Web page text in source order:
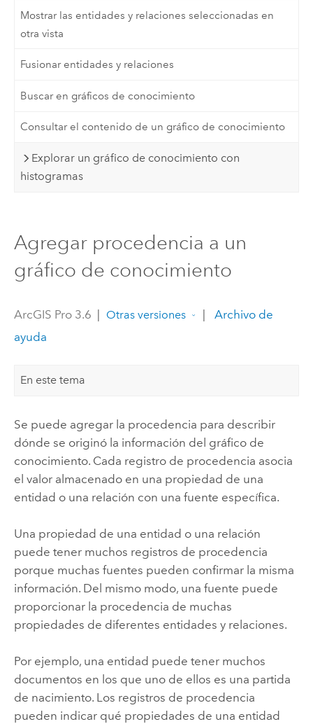
Mostrar las entidades y relaciones seleccionadas en
otra vista
Fusionar entidades y relaciones
Buscar en gráficos de conocimiento
Consultar el contenido de un gráfico de conocimiento
Explorar un gráfico de conocimiento con
histogramas
Agregar procedencia a un
gráfico de conocimiento
ArcGIS Pro 3.6 | Otras versiones |
Archivo de
ayuda
En este tema
Se puede agregar la procedencia para describir
dónde se originó la información del gráfico de
conocimiento. Cada registro de procedencia asocia
el valor almacenado en una propiedad de una
entidad o una relación con una fuente específica.
Una propiedad de una entidad o una relación
puede tener muchos registros de procedencia
porque muchas fuentes pueden confirmar la misma
información. Del mismo modo, una fuente puede
proporcionar la procedencia de muchas
propiedades de diferentes entidades y relaciones.
Por ejemplo, una entidad puede tener muchos
documentos en los que uno de ellos es una partida
de nacimiento. Los registros de procedencia
pueden indicar qué propiedades de una entidad